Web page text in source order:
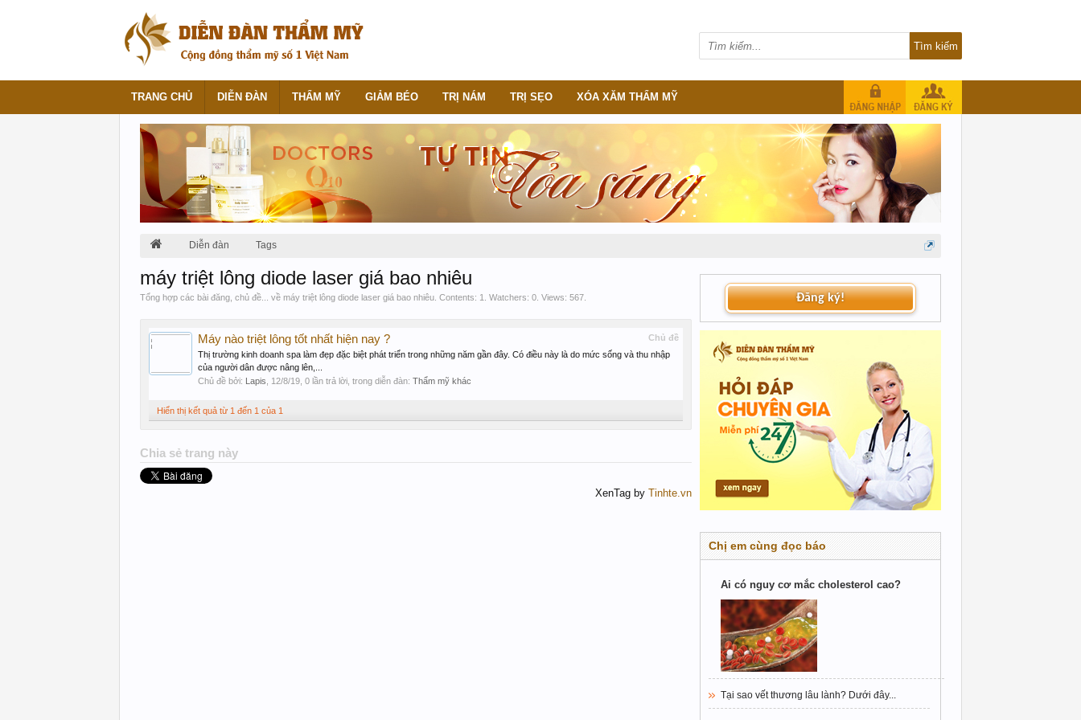
Diễn đàn Tags
máy triệt lông diode laser giá bao nhiêu
Tổng hợp các bài đăng, chủ đề... về máy triệt lông diode laser giá bao nhiêu. Contents: 1. Watchers: 0. Views: 567.
Chủ đề
Máy nào triệt lông tốt nhất hiện nay ?
Thị trường kinh doanh spa làm đẹp đặc biệt phát triển trong những năm gần đây. Có điều này là do mức sống và thu nhập
của người dân được nâng lên,...
Chủ đề bởi: Lapis 12/8/19 , 0 lần trả lời, trong diễn đàn: Thẩm mỹ khác
Hiển thị kết quả từ 1 đến 1 của 1
Chia sẻ trang này
XenTag by Tinhte.vn
Đăng ký!
Chị em cùng đọc báo
Ai có nguy cơ mắc cholesterol cao?
Tại sao vết thương lâu lành? Dưới đây...
TRANG CHỦ DIỄN ĐÀN THẨM MỸ GIẢM BÉO TRỊ NÁM TRỊ SẸO XÓA XĂM THẨM MỸ